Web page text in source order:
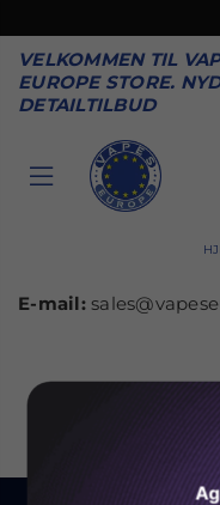
VELKOMMEN TIL
EUROPE STORE.
DETAILTILBUD
VAPES
E-mail: